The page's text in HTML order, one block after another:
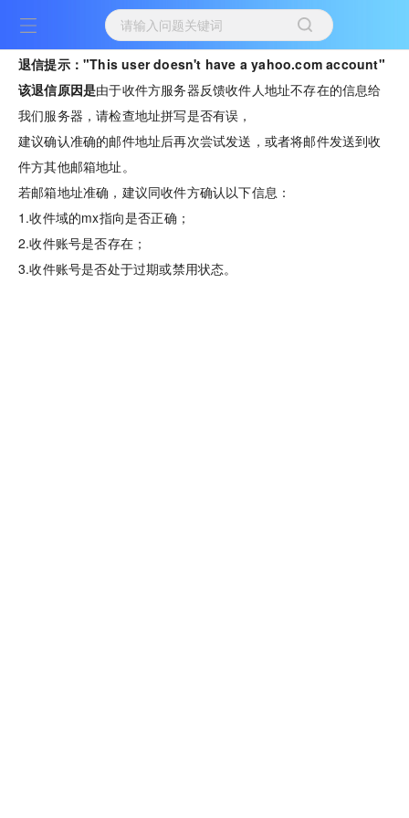
退信提示："This user doesn't have a yahoo.com account"
该退信原因是由于收件方服务器反馈收件人地址不存在的信息给
我们服务器，请检查地址拼写是否有误，
建议确认准确的邮件地址后再次尝试发送，或者将邮件发送到收
件方其他邮箱地址。
若邮箱地址准确，建议同收件方确认以下信息：
1.收件域的mx指向是否正确；
2.收件账号是否存在；
3.收件账号是否处于过期或禁用状态。